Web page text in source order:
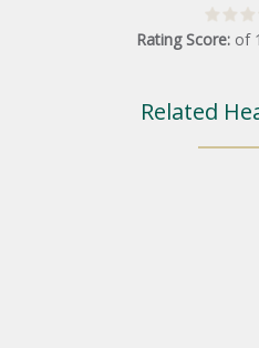
Rating Score: of
Related